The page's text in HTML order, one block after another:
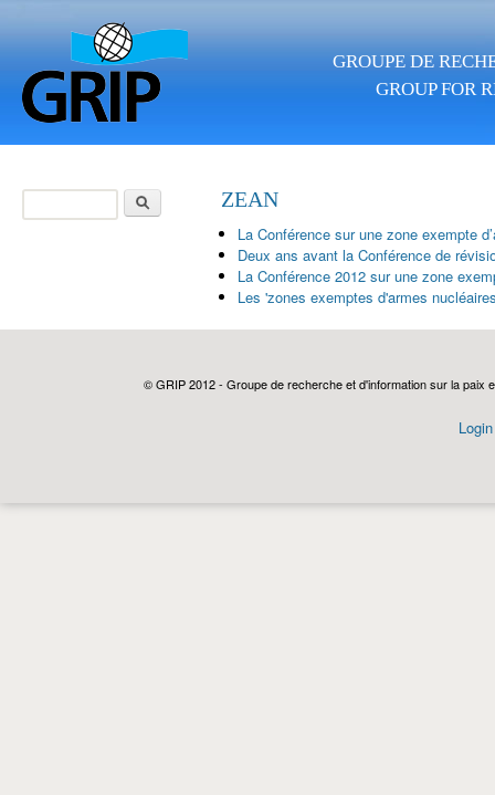
GROUPE DE
GROUP FOR
ZEAN
La Conférence sur une zone exempte
Deux ans avant la Conférence de
La Conférence 2012 sur une zone
Les 'zones exemptes d'armes
Formulaire de
© GRIP 2012 - Groupe de recherche et d'information sur la paix
Login